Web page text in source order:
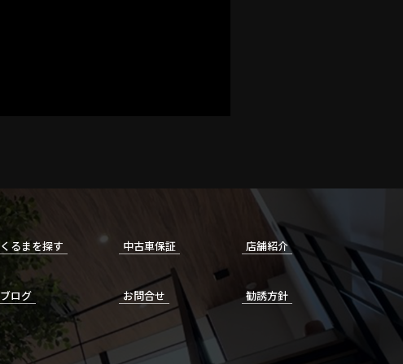
くるまを探す 中古車保証 店舗紹介
ブログ お問合せ 勧誘方針